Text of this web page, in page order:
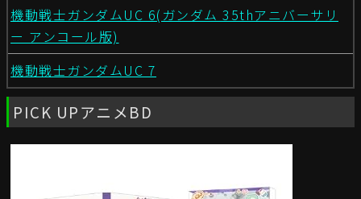
機動戦士ガンダムUC 6(ガンダム 35thアニバーサリ
ー アンコール版)
機動戦士ガンダムUC 7
PICK UPアニメBD